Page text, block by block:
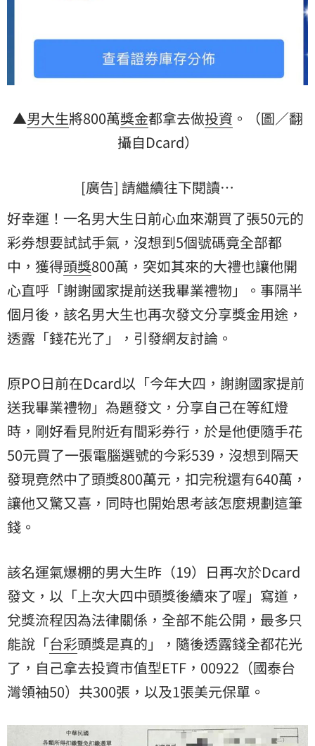
▲男大生將800萬獎金都拿去做投資 。（圖／翻
攝自Dcard）
[廣告] 請繼續往下閱讀…
好幸運！一名男大生日前心血來潮買了張50元的
彩券想要試試手氣，沒想到5個號碼竟全部都
中，獲得頭獎800萬，突如其來的大禮也讓他開
心直呼「謝謝國家提前送我畢業禮物」。事隔半
個月後，該名男大生也再次發文分享獎金用途，
透露「錢花光了」，引發網友討論。
原PO日前在Dcard以「今年大四，謝謝國家提前
送我畢業禮物」為題發文，分享自己在等紅燈
時，剛好看見附近有間彩券行，於是他便隨手花
50元買了一張電腦選號的今彩539，沒想到隔天
發現竟然中了頭獎800萬元，扣完稅還有640萬，
讓他又驚又喜，同時也開始思考該怎麼規劃這筆
錢。
該名運氣爆棚的男大生昨（19）日再次於Dcard
發文，以「上次大四中頭獎後續來了喔」寫道，
兌獎流程因為法律關係，全部不能公開，最多只
能說「台彩頭獎是真的」，隨後透露錢全都花光
了，自己拿去投資市值型ETF，00922（國泰台
灣領袖50）共300張，以及1張美元保單。